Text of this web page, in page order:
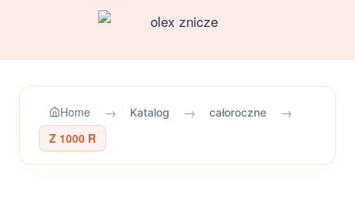
Home → Katalog → całoroczne →
Z 1000 R